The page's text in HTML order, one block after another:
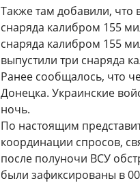
Также там добавили, что
снаряда калибром 155
снаряда калибром 155
выпустили три снаряда
Ранее сообщалось, что
Донецка. Украинские
ночь.
По настоящим
координации спросов,
после полуночи ВСУ
были зафиксированы в